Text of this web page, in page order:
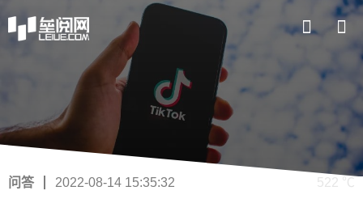
问答 2022-08-14 15:35:32 522 ℃